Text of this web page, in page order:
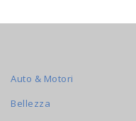
Auto & Motori
Bellezza